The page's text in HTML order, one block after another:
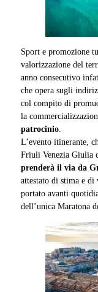
Sport e promozione
valorizzazione del
anno consecutivo
che opera sugli
col compito di
la
patrocinio
L’evento itinerante,
Friuli Venezia Giulia
prenderà il via da
attestato di stima e
portato avanti
dell’unica Maratona